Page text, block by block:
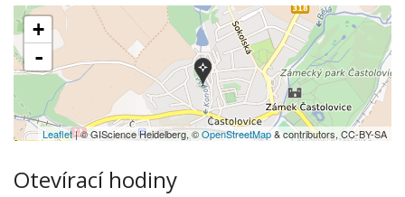
+
-
Leaflet| © GIScience Heidelberg, ©OpenStreetMap& contributors, CC-BY-SA
Otevírací hodiny